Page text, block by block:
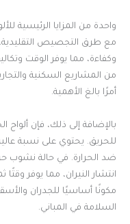
واحدة من المزايا الرئيسية
مع طرق التجصيص
وكفاءة، مما يوفر الوقت
من المشاريع السكنية
أمرًا بالغ الأهمية.
بالإضافة إلى ذلك، فإن
للحريق. يحتوي على نسبة
ضد الحرارة. في حالة نشوب
انتشار النيران، مما يوفر وقتًا
مكونًا أساسيًا للجدران
السلامة في المباني.